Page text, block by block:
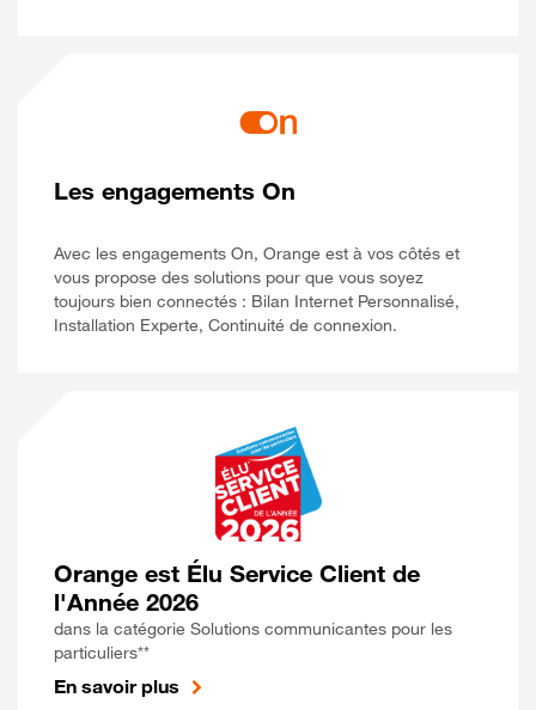
Les engagements On
Avec les engagements On, Orange est à vos côtés et
vous propose des solutions pour que vous soyez
toujours bien connectés : Bilan Internet Personnalisé,
Installation Experte, Continuité de connexion.
Orange est Élu Service Client de
l'Année 2026
dans la catégorie Solutions communicantes pour les
particuliers**
En savoir plus